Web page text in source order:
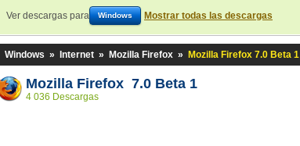
Ver descargas para Windows Mostrar todas las descargas
Windows » Internet » Mozilla Firefox » Mozilla Firefox 7.0 Beta 1
Mozilla Firefox 7.0 Beta 1
4 036 Descargas